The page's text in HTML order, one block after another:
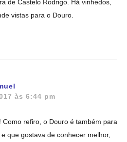
de Castelo Rodrigo. Há vinhedos,
vistas para o Douro.
às 6:44 pm
refiro, o Douro é também para
que gostava de conhecer melhor,